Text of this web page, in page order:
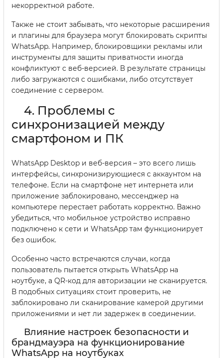
некорректной работе.
Также не стоит забывать, что некоторые расширения
и плагины для браузера могут блокировать скрипты
WhatsApp. Например, блокировщики рекламы или
инструменты для защиты приватности иногда
конфликтуют с веб-версией. В результате страницы
либо загружаются с ошибками, либо отсутствует
соединение с сервером.
4. Проблемы с
синхронизацией между
смартфоном и ПК
WhatsApp Desktop и веб-версия – это всего лишь
интерфейсы, синхронизирующиеся с аккаунтом на
телефоне. Если на смартфоне нет интернета или
приложение заблокировано, мессенджер на
компьютере перестает работать корректно. Важно
убедиться, что мобильное устройство исправно
подключено к сети и WhatsApp там функционирует
без ошибок.
Особенно часто встречаются случаи, когда
пользователь пытается открыть WhatsApp на
ноутбуке, а QR-код для авторизации не сканируется.
В подобных ситуациях стоит проверить, не
заблокировано ли сканирование камерой другими
приложениями и нет ли задержек в соединении.
Влияние настроек безопасности и
брандмауэра на функционирование
WhatsApp на ноутбуках